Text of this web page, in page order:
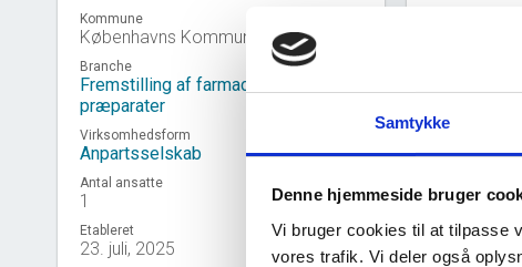
Samtykke
Denne hjemmeside bruger
Vi bruger cookies til at tilpasse
vores trafik. Vi deler også
Kommune
Københavns Kommune
Branche
Fremstilling af farmaceutiske
præparater
Virksomhedsform
Anpartsselskab
Antal ansatte
1
Etableret
23. juli, 2025